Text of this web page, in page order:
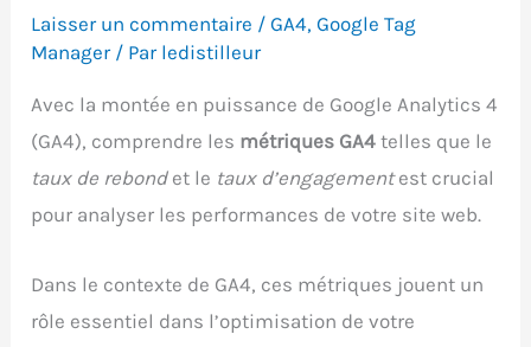
Laisser un commentaire /GA4,Google Tag
Manager/ Par ledistilleur
Avec la montée en puissance de Google Analytics 4
(GA4), comprendre les métriques GA4 telles que le
taux de rebondet le taux d’engagementest crucial
pour analyser les performances de votre site web.
Dans le contexte de GA4, ces métriques jouent un
rôle essentiel dans l’optimisation de votre